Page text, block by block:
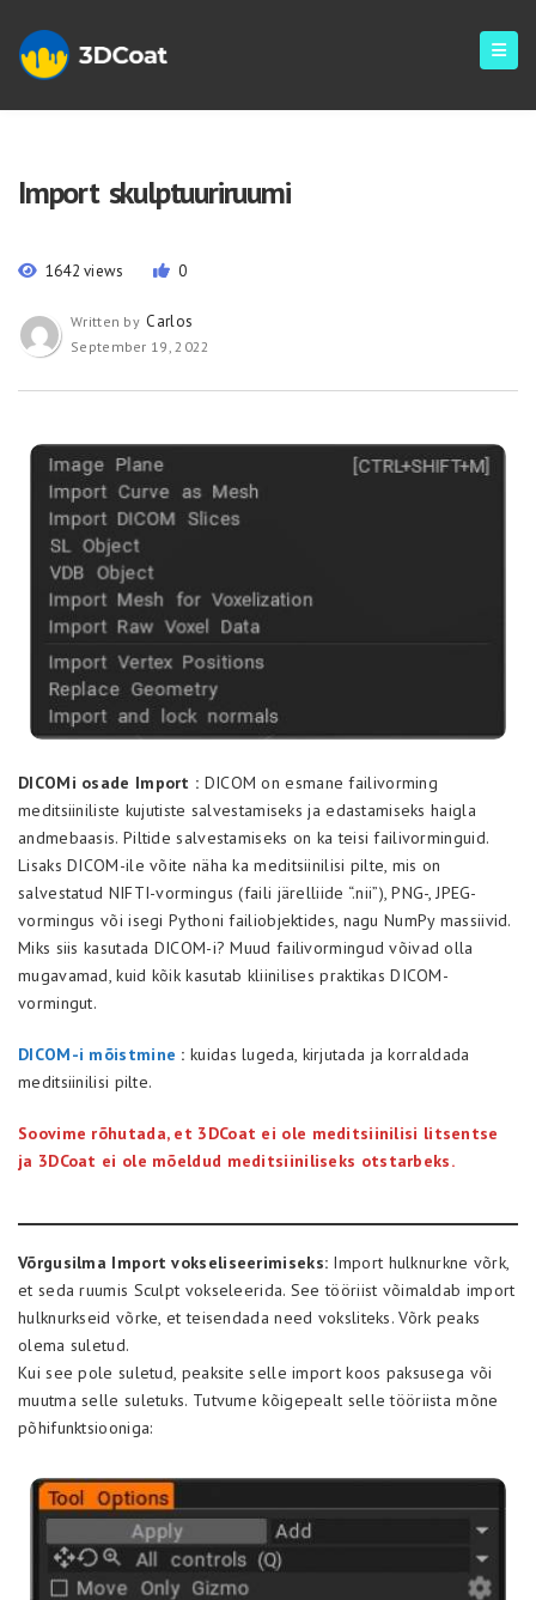
Import skulptuuriruumi
1642 views 0
Written by Carlos
September 19, 2022
DICOMi osade Import : DICOM on esmane failivorming
meditsiiniliste kujutiste salvestamiseks ja edastamiseks haigla
andmebaasis. Piltide salvestamiseks on ka teisi failivorminguid.
Lisaks DICOM-ile võite näha ka meditsiinilisi pilte, mis on
salvestatud NIFTI-vormingus (faili järelliide “.nii”), PNG-, JPEG-
vormingus või isegi Pythoni failiobjektides, nagu NumPy massiivid.
Miks siis kasutada DICOM-i? Muud failivormingud võivad olla
mugavamad, kuid kõik kasutab kliinilises praktikas DICOM-
vormingut.
DICOM-i mõistmine : kuidas lugeda, kirjutada ja korraldada
meditsiinilisi pilte.
Soovime rõhutada, et 3DCoat ei ole meditsiinilisi litsentse
ja 3DCoat ei ole mõeldud meditsiiniliseks otstarbeks.
Võrgusilma Import vokseliseerimiseks: Import hulknurkne võrk,
et seda ruumis Sculpt vokseleerida. See tööriist võimaldab import
hulknurkseid võrke, et teisendada need voksliteks. Võrk peaks
olema suletud.
Kui see pole suletud, peaksite selle import koos paksusega või
muutma selle suletuks. Tutvume kõigepealt selle tööriista mõne
põhifunktsiooniga: